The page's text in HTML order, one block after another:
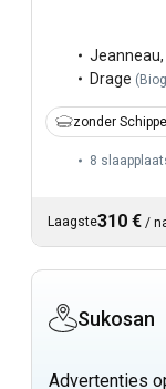
Jeanneau,
Drage (
zonder
8
Laagste310 € /
Sukosan
Advertenties